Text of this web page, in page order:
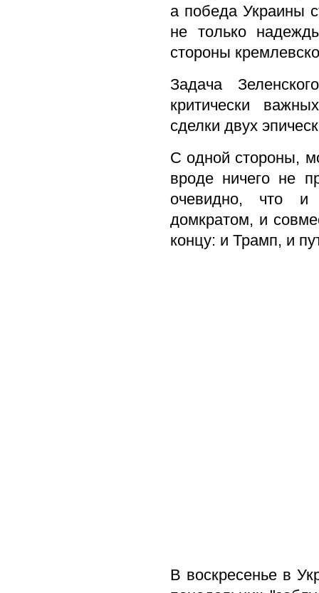
а победа Украины
не только
стороны
Задача
критически
сделки двух
С одной стороны,
вроде ничего не
очевидно, что и
домкратом, и
концу: и Трамп, и
В воскресенье в